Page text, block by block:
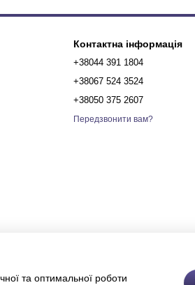
Контактна інформація
+38044 391 1804
+38067 524 3524
+38050 375 2607
Передзвонити вам?
та оптимальної роботи